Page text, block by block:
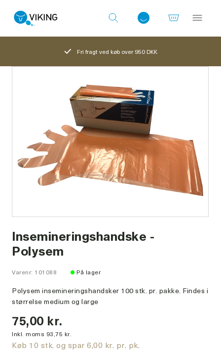
Fri fragt ved køb over 950 DKK
Insemineringshandske -
Polysem
Varenr: 101088 På lager
Polysem insemineringshandsker 100 stk. pr. pakke. Findes i
størrelse medium og large
75,00 kr.
Inkl. moms 93,75 kr.
Køb 10 stk. og spar 6,00 kr. pr. pk.